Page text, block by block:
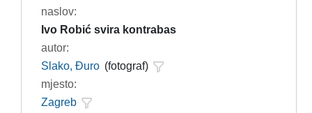
naslov:
Ivo Robić svira kontrabas
autor:
Slako, Đuro (fotograf)
mjesto:
Zagreb